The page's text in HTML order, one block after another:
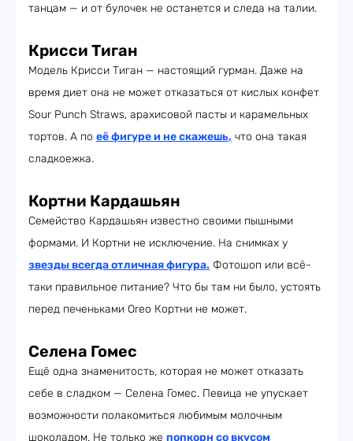
танцам — и от булочек не останется и следа на талии.
Крисси Тиган
Модель Крисси Тиган — настоящий гурман. Даже на
время диет она не может отказаться от кислых конфет
Sour Punch Straws, арахисовой пасты и карамельных
тортов. А по её фигуре и не скажешь, что она такая
сладкоежка.
Кортни Кардашьян
Семейство Кардашьян известно своими пышными
формами. И Кортни не исключение. На снимках у
звезды всегда отличная фигура. Фотошоп или всё-
таки правильное питание? Что бы там ни было, устоять
перед печеньками Oreo Кортни не может.
Селена Гомес
Ещё одна знаменитость, которая не может отказать
себе в сладком — Селена Гомес. Певица не упускает
возможности полакомиться любимым молочным
шоколадом. Не только же попкорн со вкусом